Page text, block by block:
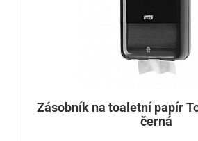
Zásobník na toaletní papír
černá